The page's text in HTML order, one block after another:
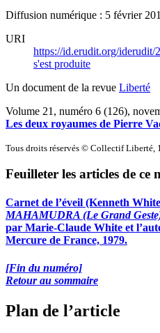
Diffusion numérique : 5 février
URI
https://id.erudit.org/iderudit/
s'est produite
Un document de la revue Liberté
Volume 21, numéro 6 (126),
Les deux royaumes de Pierre
Tous droits réservés © Collectif Liberté,
Feuilleter les articles de ce
Carnet de l’éveil (Kenneth
MAHAMUDRA (Le Grand
par Marie-Claude White et
Mercure de France, 1979.
[Fin du numéro]
Retour au sommaire
Plan de l’article